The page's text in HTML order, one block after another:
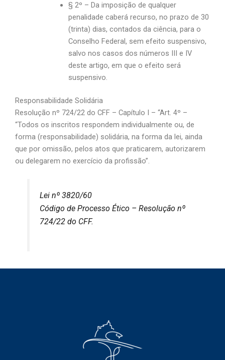
§ 2º – Da imposição de qualquer
penalidade caberá recurso, no prazo de 30
(trinta) dias, contados da ciência, para o
Conselho Federal, sem efeito suspensivo,
salvo nos casos dos números III e IV
deste artigo, em que o efeito será
suspensivo.
Responsabilidade Solidária
Resolução nº 724/22 do CFF – Capítulo I – “Art. 4º –
“Todos os inscritos respondem individualmente ou, de
forma (responsabilidade) solidária, na forma da lei, ainda
que por omissão, pelos atos que praticarem, autorizarem
ou delegarem no exercício da profissão”.
Lei nº 3820/60
Código de Processo Ético – Resolução nº
724/22 do CFF.